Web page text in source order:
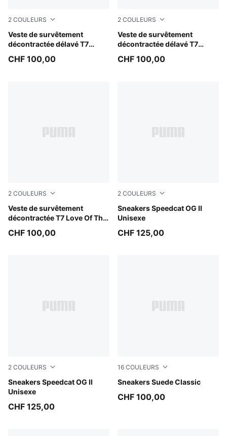
2 COULEURS
Veste de survêtement
décontractée délavé T7
Unisexe
Cool Blue
CHF 100,00
2 COULEURS
Veste de survêtement
décontractée délavé T7
Unisexe
Puma Black
CHF 100,00
2 COULEURS
Veste de survêtement
décontractée T7 Love Of The
Midnight Petrol-Herb Garden
CHF 100,00
2 COULEURS
Sneakers Speedcat OG II
Unisexe
Soft Grass-Sage Glow
CHF 125,00
2 COULEURS
Sneakers Speedcat OG II
Unisexe
Light Lavender-Warm White
CHF 125,00
16 COULEURS
Sneakers Suede Classic
Mountain Blue-PUMA White
CHF 100,00